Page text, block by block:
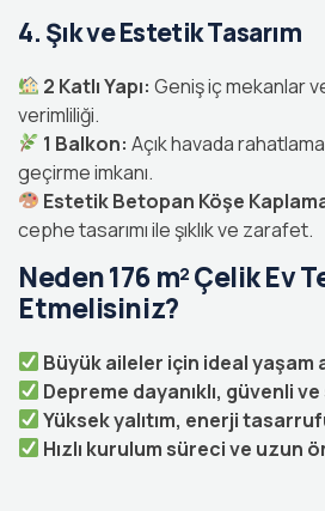
4. Şık ve Estetik Tasarım
2 Katlı Yapı: Geniş iç mekanlar
verimliliği.
1 Balkon: Açık havada
geçirme imkanı.
Estetik Betopan Köşe
cephe tasarımı ile şıklık ve zarafet.
Neden 176 m² Çelik Ev
Etmelisiniz?
Büyük aileler için ideal yaşam
Depreme dayanıklı, güvenli ve
Yüksek yalıtım, enerji
Hızlı kurulum süreci ve uzun